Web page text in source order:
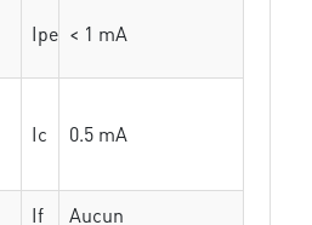
Ipe < 1 mA
Ic 0.5 mA
If
Aucun